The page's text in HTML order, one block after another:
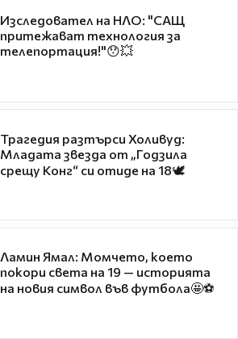
Изследовател на НЛО: "САЩ
притежават технология за
телепортация!"😯💥
Трагедия разтърси Холивуд:
Младата звезда от „Годзила
срещу Конг“ си отиде на 18🕊️
Ламин Ямал: Момчето, което
покори света на 19 — историята
на новия символ във футбола🤩⚽